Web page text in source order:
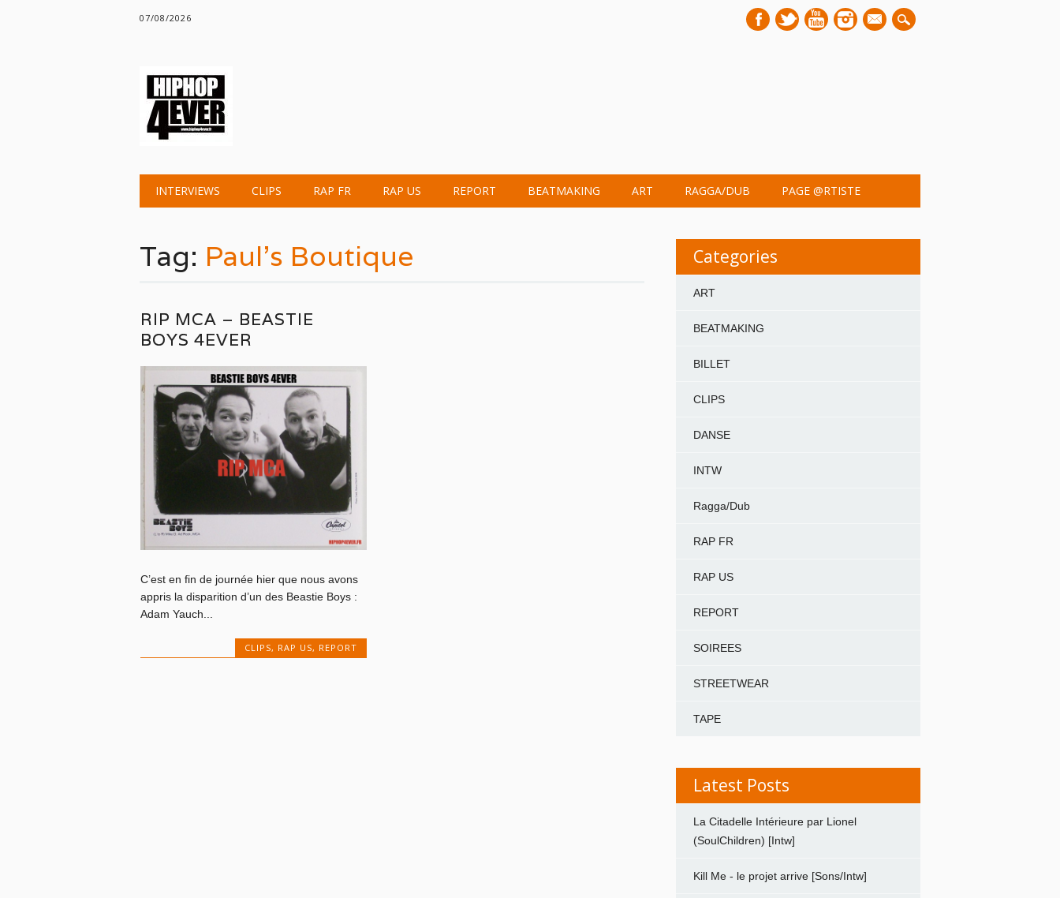
07/08/2026
mail
Main menu
INTERVIEWS CLIPS RAP FR RAP US REPORT BEATMAKING ART RAGGA/DUB PAGE @RTISTE
Tag: Paul’s Boutique
RIP MCA – BEASTIE
BOYS 4EVER
C’est en fin de journée hier que nous avons
appris la disparition d’un des Beastie Boys :
Adam Yauch...
CLIPS, RAP US, REPORT
Categories
ART
BEATMAKING
BILLET
CLIPS
DANSE
INTW
Ragga/Dub
RAP FR
RAP US
REPORT
SOIREES
STREETWEAR
TAPE
Latest Posts
La Citadelle Intérieure par Lionel
(SoulChildren) [Intw]
Kill Me - le projet arrive [Sons/Intw]